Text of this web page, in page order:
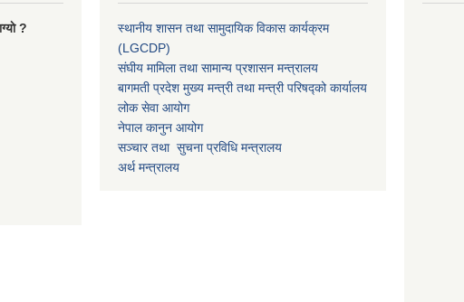
?
स्थानीय शासन तथा सामुदायिक विकास कार्यक्रम
(LGCDP)
संघीय मामिला तथा सामान्य प्रशासन मन्त्रालय
बागमती प्रदेश मुख्य मन्त्री तथा मन्त्री परिषद्को कार्यालय
लोक सेवा आयोग
नेपाल कानुन आयोग
सञ्चार तथा सुचना प्रविधि मन्त्रालय
अर्थ मन्त्रालय